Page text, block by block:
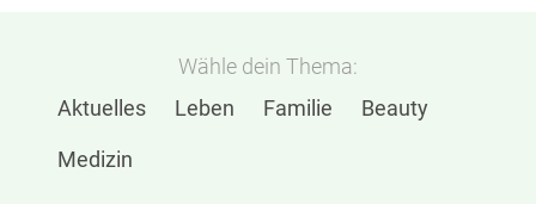
Wähle dein Thema:
Aktuelles
Leben Familie Beauty
Medizin